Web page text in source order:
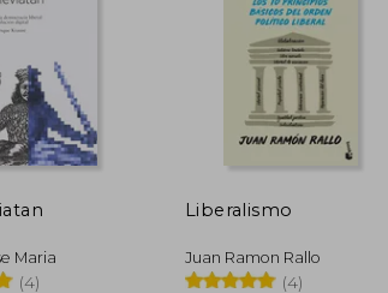
Maria
(4)
Liberalismo
Juan Ramon Rallo
(4)